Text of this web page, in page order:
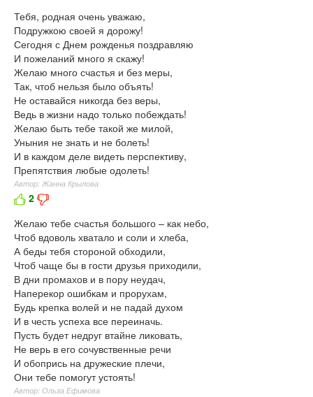
Тебя, родная очень уважаю,
Подружкою своей я дорожу!
Сегодня с Днем рожденья поздравляю
И пожеланий много я скажу!
Желаю много счастья и без меры,
Так, чтоб нельзя было объять!
Не оставайся никогда без веры,
Ведь в жизни надо только побеждать!
Желаю быть тебе такой же милой,
Уныния не знать и не болеть!
И в каждом деле видеть перспективу,
Препятствия любые одолеть!
Автор: Жанна Крылова
2
Желаю тебе счастья большого – как небо,
Чтоб вдоволь хватало и соли и хлеба,
А беды тебя стороной обходили,
Чтоб чаще бы в гости друзья приходили,
В дни промахов и в пору неудач,
Наперекор ошибкам и прорухам,
Будь крепка волей и не падай духом
И в честь успеха все переиначь.
Пусть будет недруг втайне ликовать,
Не верь в его сочувственные речи
И обопрись на дружеские плечи,
Они тебе помогут устоять!
Автор: Ольга Ефимова